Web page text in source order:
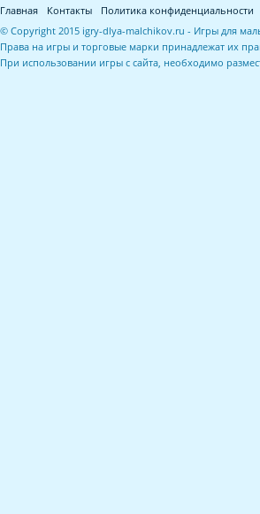
Главная Контакты
Политика конфиденциальности
© Copyright 2015 igry-dlya-malchikov.ru - Игры для
Права на игры и торговые марки принадлежат их
При использовании игры с сайта, необходимо